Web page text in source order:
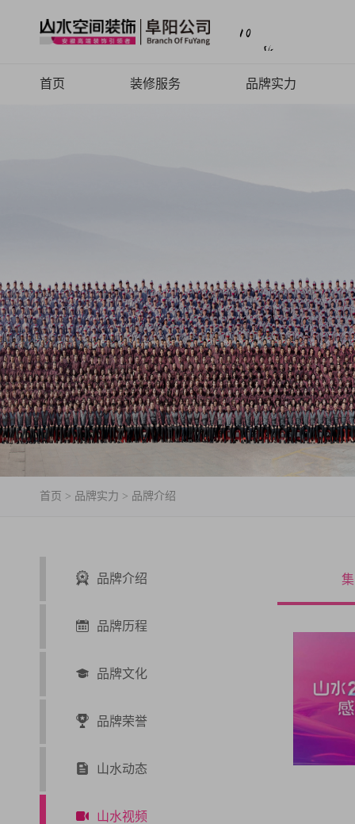
首页 装修服务 品牌实力
品牌文化
山水视频
致客户的信
首页 > 品牌实力 > 品牌介绍
品牌介绍
品牌历程
品牌文化
品牌荣誉
山水动态
山水视频